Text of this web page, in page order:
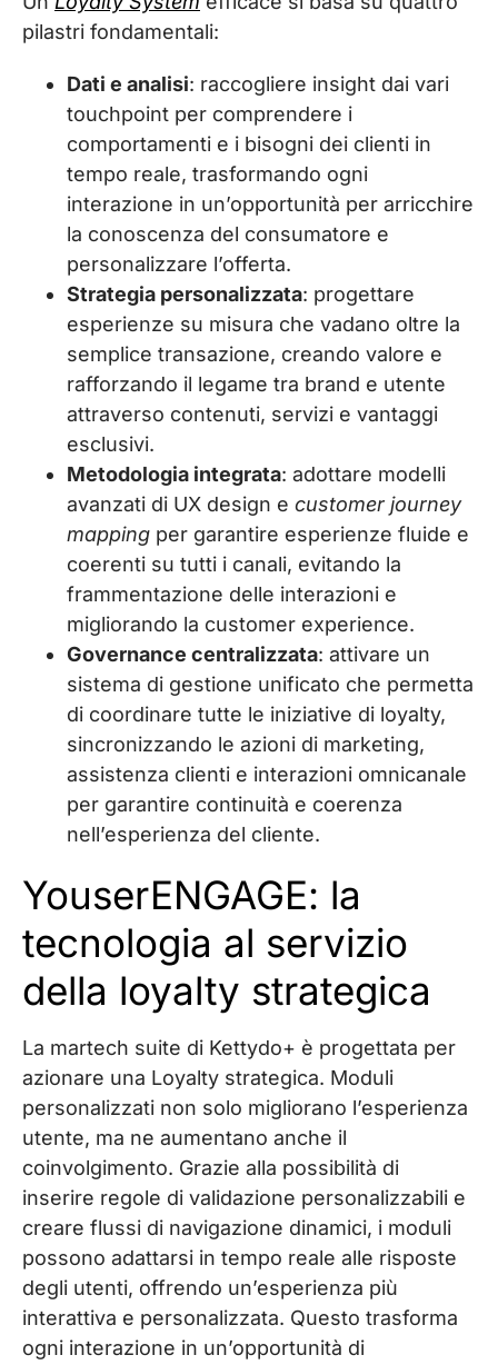
pilastri fondamentali:
Dati e analisi: raccogliere insight dai vari
touchpoint per comprendere i
comportamenti e i bisogni dei clienti in
tempo reale, trasformando ogni
interazione in un’opportunità per arricchire
la conoscenza del consumatore e
personalizzare l’offerta.
Strategia personalizzata: progettare
esperienze su misura che vadano oltre la
semplice transazione, creando valore e
rafforzando il legame tra brand e utente
attraverso contenuti, servizi e vantaggi
esclusivi.
Metodologia integrata: adottare modelli
avanzati di UX design e customer journey
mapping per garantire esperienze fluide e
coerenti su tutti i canali, evitando la
frammentazione delle interazioni e
migliorando la customer experience.
Governance centralizzata: attivare un
sistema di gestione unificato che permetta
di coordinare tutte le iniziative di loyalty,
sincronizzando le azioni di marketing,
assistenza clienti e interazioni omnicanale
per garantire continuità e coerenza
nell’esperienza del cliente.
YouserENGAGE: la
tecnologia al servizio
della loyalty strategica
La martech suite di Kettydo+ è progettata per
azionare una Loyalty strategica. Moduli
personalizzati non solo migliorano l’esperienza
utente, ma ne aumentano anche il
coinvolgimento. Grazie alla possibilità di
inserire regole di validazione personalizzabili e
creare flussi di navigazione dinamici, i moduli
possono adattarsi in tempo reale alle risposte
degli utenti, offrendo un’esperienza più
interattiva e personalizzata. Questo trasforma
ogni interazione in un’opportunità di